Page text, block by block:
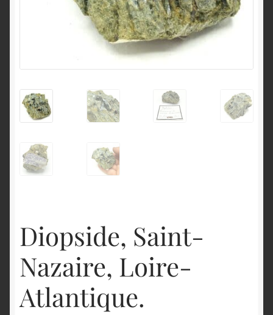
Diopside, Saint-
Nazaire, Loire-
Atlantique.